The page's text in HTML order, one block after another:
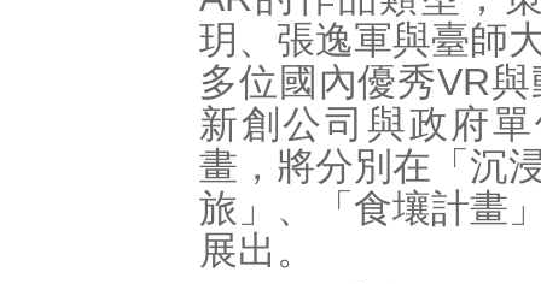
玥、張逸軍與臺師
多位國內優秀VR
新創公司與政府
畫，將分別在「沉
旅」、「食壤計畫
展出。